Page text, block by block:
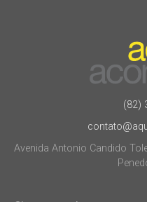
(82)
Avenida Antonio Candido